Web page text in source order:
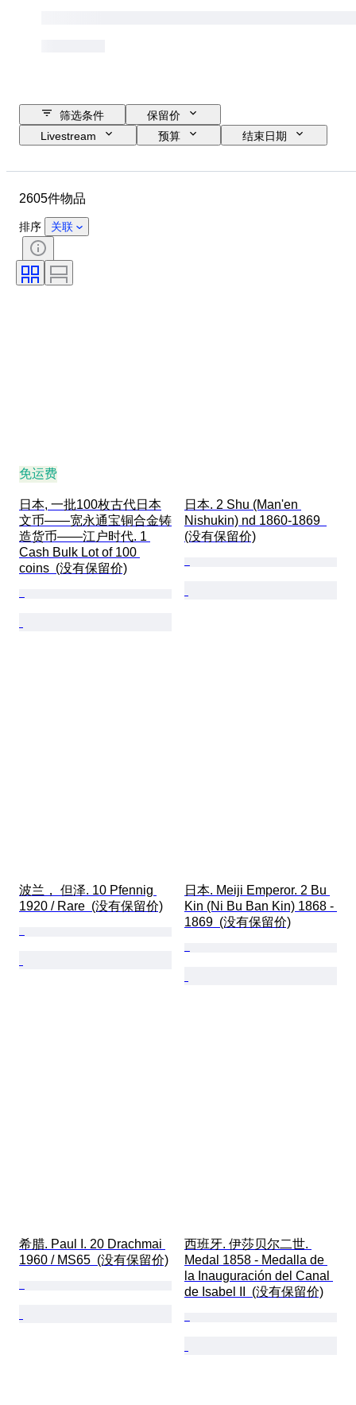
筛选条件
保留价
Livestream
预算
结束日期
课题
硬币类型
艺术家
2605件物品
排序 关联
免运费
日本, 一批100枚古代日本
文币——宽永通宝铜合金铸
造货币——江户时代. 1
Cash Bulk Lot of 100
coins  (没有保留价)
日本. 2 Shu (Man'en
Nishukin) nd 1860-1869
(没有保留价)
波兰， 但泽. 10 Pfennig
1920 / Rare  (没有保留价)
日本. Meiji Emperor. 2 Bu
Kin (Ni Bu Ban Kin) 1868 -
1869  (没有保留价)
希腊. Paul I. 20 Drachmai
1960 / MS65  (没有保留价)
西班牙. 伊莎贝尔二世.
Medal 1858 - Medalla de
la Inauguración del Canal
de Isabel II  (没有保留价)